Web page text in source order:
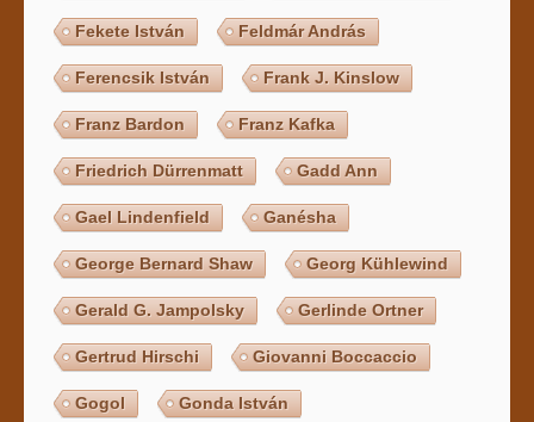
Fekete István Feldmár András
Ferencsik István Frank J. Kinslow
Franz Bardon Franz Kafka
Friedrich Dürrenmatt Gadd Ann
Gael Lindenfield Ganésha
George Bernard Shaw Georg Kühlewind
Gerald G. Jampolsky Gerlinde Ortner
Gertrud Hirschi Giovanni Boccaccio
Gogol Gonda István